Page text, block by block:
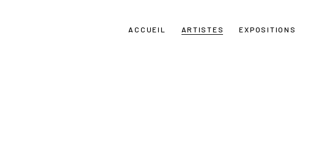
ACCUEIL ARTISTES EXPOSITIONS